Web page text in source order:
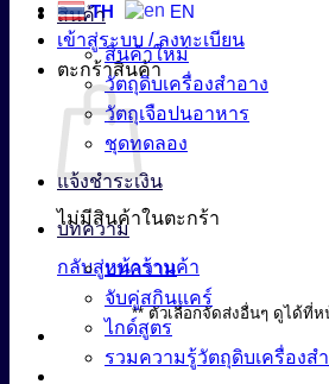
TH
EN
เข้าสู่ระบบ / ลงทะเบียน
ตะกร้าสินค้า
ไม่มีสินค้าในตะกร้า
กลับสู่หน้าร้านค้า
** ตัวเลือกจัดส่งอื่นๆ ดูได้ที่ห
สินค้า
สินค้าใหม่
วัตถุดิบเครื่องสำอาง
วัตถุเจือปนอาหาร
ชุดทดลอง
แจ้งชำระเงิน
บทความ
บทความ
จับคู่สกินแคร์
ไกด์สูตร
รวมความรู้วัตถุดิบเครื่องส